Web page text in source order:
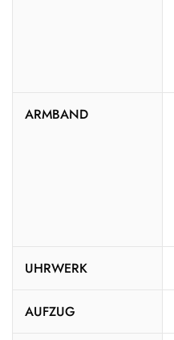
ARMBAND
UHRWERK
AUFZUG